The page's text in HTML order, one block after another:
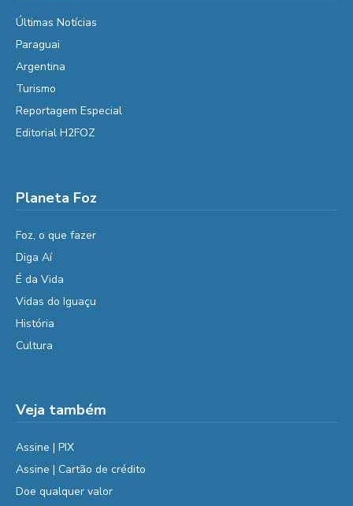
Últimas Notícias
Paraguai
Argentina
Turismo
Reportagem Especial
Editorial H2FOZ
Planeta Foz
Foz, o que fazer
Diga Aí
É da Vida
Vidas do Iguaçu
História
Cultura
Veja também
Assine | PIX
Assine | Cartão de crédito
Doe qualquer valor